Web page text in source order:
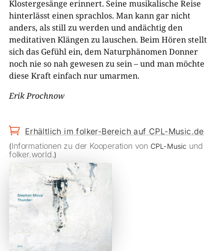
Klostergesänge erinnert. Seine musikalische Reise
hinterlässt einen sprachlos. Man kann gar nicht
anders, als still zu werden und andächtig den
meditativen Klängen zu lauschen. Beim Hören stellt
sich das Gefühl ein, dem Naturphänomen Donner
noch nie so nah gewesen zu sein – und man möchte
diese Kraft einfach nur umarmen.
Erik Prochnow
 Erhältlich im folker-Bereich auf CPL-Music.de
(Informationen zu der Kooperation von CPL-Music und
folker.world.)